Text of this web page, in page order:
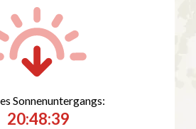
Sonnenuntergangs:
20:48:39